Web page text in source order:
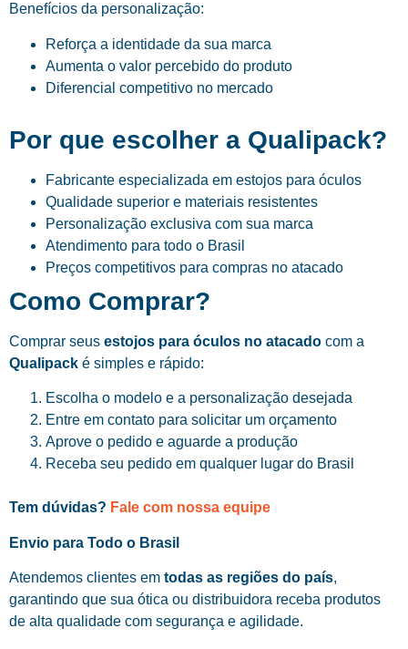
Benefícios da personalização:
Reforça a identidade da sua marca
Aumenta o valor percebido do produto
Diferencial competitivo no mercado
Por que escolher a Qualipack?
Fabricante especializada em estojos para óculos
Qualidade superior e materiais resistentes
Personalização exclusiva com sua marca
Atendimento para todo o Brasil
Preços competitivos para compras no atacado
Como Comprar?
Comprar seus estojos para óculos no atacado com a
Qualipack é simples e rápido:
Escolha o modelo e a personalização desejada
Entre em contato para solicitar um orçamento
Aprove o pedido e aguarde a produção
Receba seu pedido em qualquer lugar do Brasil
Tem dúvidas? Fale com nossa equipe
Envio para Todo o Brasil
Atendemos clientes em todas as regiões do país,
garantindo que sua ótica ou distribuidora receba produtos
de alta qualidade com segurança e agilidade.